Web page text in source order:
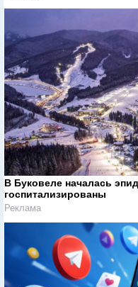
В Буковеле началась
госпитализированы
Реклама